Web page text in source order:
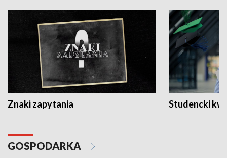
Znaki zapytania Studencki
GOSPODARKA